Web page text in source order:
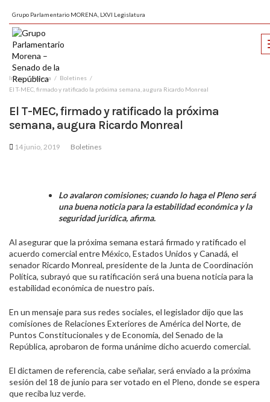
Grupo Parlamentario MORENA, LXVI Legislatura
Inicio Prensa
Boletines
El T-MEC, firmado y ratificado la próxima semana, augura Ricardo Monreal
El T-MEC, firmado y ratificado la próxima
semana, augura Ricardo Monreal
14 junio, 2019 Boletines
Lo avalaron comisiones; cuando lo haga el Pleno será
una buena noticia para la estabilidad económica y la
seguridad jurídica, afirma.
Al asegurar que la próxima semana estará firmado y ratificado el
acuerdo comercial entre México, Estados Unidos y Canadá, el
senador Ricardo Monreal, presidente de la Junta de Coordinación
Política, subrayó que su ratificación será una buena noticia para la
estabilidad económica de nuestro país.
En un mensaje para sus redes sociales, el legislador dijo que las
comisiones de Relaciones Exteriores de América del Norte, de
Puntos Constitucionales y de Economía, del Senado de la
República, aprobaron de forma unánime dicho acuerdo comercial.
El dictamen de referencia, cabe señalar, será enviado a la próxima
sesión del 18 de junio para ser votado en el Pleno, donde se espera
que reciba luz verde.